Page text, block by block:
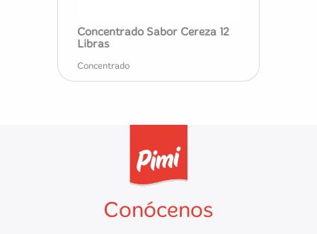
Concentrado Sabor Cereza 12
Libras
Concentrado
Conócenos